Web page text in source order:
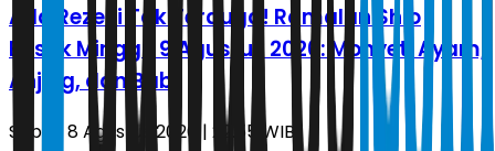
Ada Rezeki Tak Terduga! Ramalan Shio
Besok Minggu 9 Agustus 2026: Monyet, Ayam,
Anjing, dan Babi
Sabtu, 8 Agustus 2026 | 22.55 WIB